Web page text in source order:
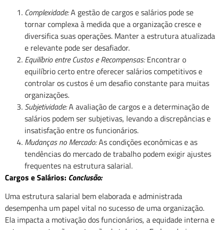
Complexidade:A gestão de cargos e salários pode se
tornar complexa à medida que a organização cresce e
diversifica suas operações. Manter a estrutura atualizada
e relevante pode ser desafiador.
Equilíbrio entre Custos e Recompensas:Encontrar o
equilíbrio certo entre oferecer salários competitivos e
controlar os custos é um desafio constante para muitas
organizações.
Subjetividade:A avaliação de cargos e a determinação de
salários podem ser subjetivas, levando a discrepâncias e
insatisfação entre os funcionários.
Mudanças no Mercado:As condições econômicas e as
tendências do mercado de trabalho podem exigir ajustes
frequentes na estrutura salarial.
Cargos e Salários: Conclusão:
Uma estrutura salarial bem elaborada e administrada
desempenha um papel vital no sucesso de uma organização.
Ela impacta a motivação dos funcionários, a equidade interna e